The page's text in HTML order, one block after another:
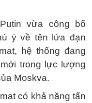
vừa công bố
ý về tên lửa đạn
hệ thống đang
trong lực lượng
Moskva.
có khả năng tấn